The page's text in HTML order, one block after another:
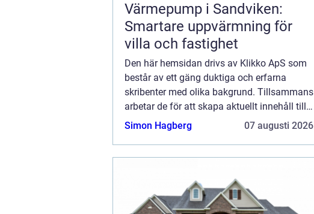
Värmepump i Sandviken:
Smartare uppvärmning för
villa och fastighet
Den här hemsidan drivs av Klikko ApS som
består av ett gäng duktiga och erfarna
skribenter med olika bakgrund. Tillsammans
arbetar de för att skapa aktuellt innehåll till
den här sidan. Vi vet hur utmanande det är
Simon Hagberg 07 augusti 2026